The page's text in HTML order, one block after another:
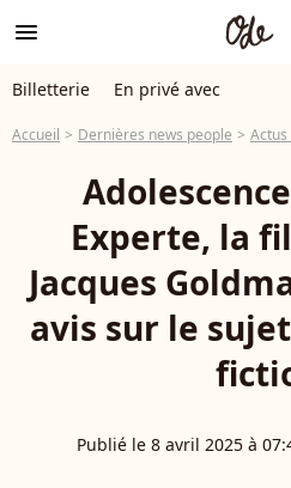
menu
Billetterie En privé avec
Accueil Dernières news people Actus
Experte, la
Jacques
avis sur le
Publié le 8 avril 2025 à